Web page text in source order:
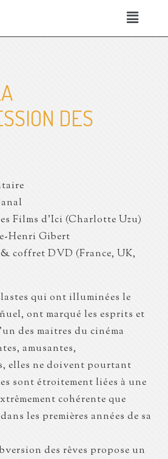
DES
Films d’Ici (Charlotte Uzu)
Henri Gibert
coffret DVD (France, UK,
qui ont illuminées le
ont marqué les esprits et
des maitres du cinéma
amusantes,
elles ne doivent pourtant
sont étroitement liées à une
cohérente que
les premières années de sa
des rêves propose un